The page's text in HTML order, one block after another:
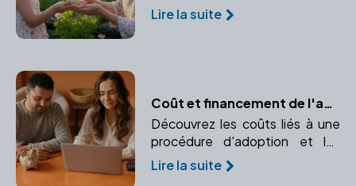
des descendants, avec leurs
implications fiscales. Apprenez
Lire la suite
Coût et financement de l'adoption : Prévisions budgétaires et aides financières
Découvrez les coûts liés à une
procédure d'adoption et les
différentes possibilités de
financement. Informez-vous sur
Lire la suite